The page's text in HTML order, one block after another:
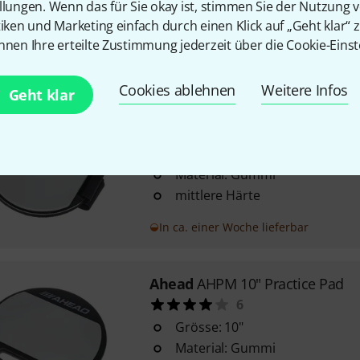
Wenn das für Sie okay ist, stimmen Sie der Nutzung
und Marketing einfach durch einen Klick auf „Geht klar“
Ihre erteilte Zustimmung jederzeit über die Cookie-
Geht klar Cookies ablehnen Weitere Infos
passt in jede Hosentasche
Durchmesser: 4,45 cm
In 1–2 Wochen lieferbar
AheadAKPP 5" Practice Knee
Material: Gummi
mittlere Härte
In ca. einer Woche lieferbar
Ahead AHPM 10" Practice Pad
6
Grösse: 10"
Material: Gummi